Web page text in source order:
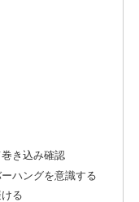
き込み確認
ハングを意識する
る